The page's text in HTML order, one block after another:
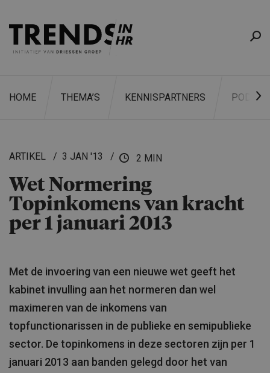
HOME THEMA’S KENNISPARTNERS
ARTIKEL 3 JAN '13 2 MIN
Wet Normering
Topinkomens van kracht
per 1 januari 2013
Met de invoering van een nieuwe wet geeft het
kabinet invulling aan het normeren dan wel
maximeren van de inkomens van
topfunctionarissen in de publieke en semipublieke
sector. De topinkomens in deze sectoren zijn per 1
januari 2013 aan banden gelegd door het van